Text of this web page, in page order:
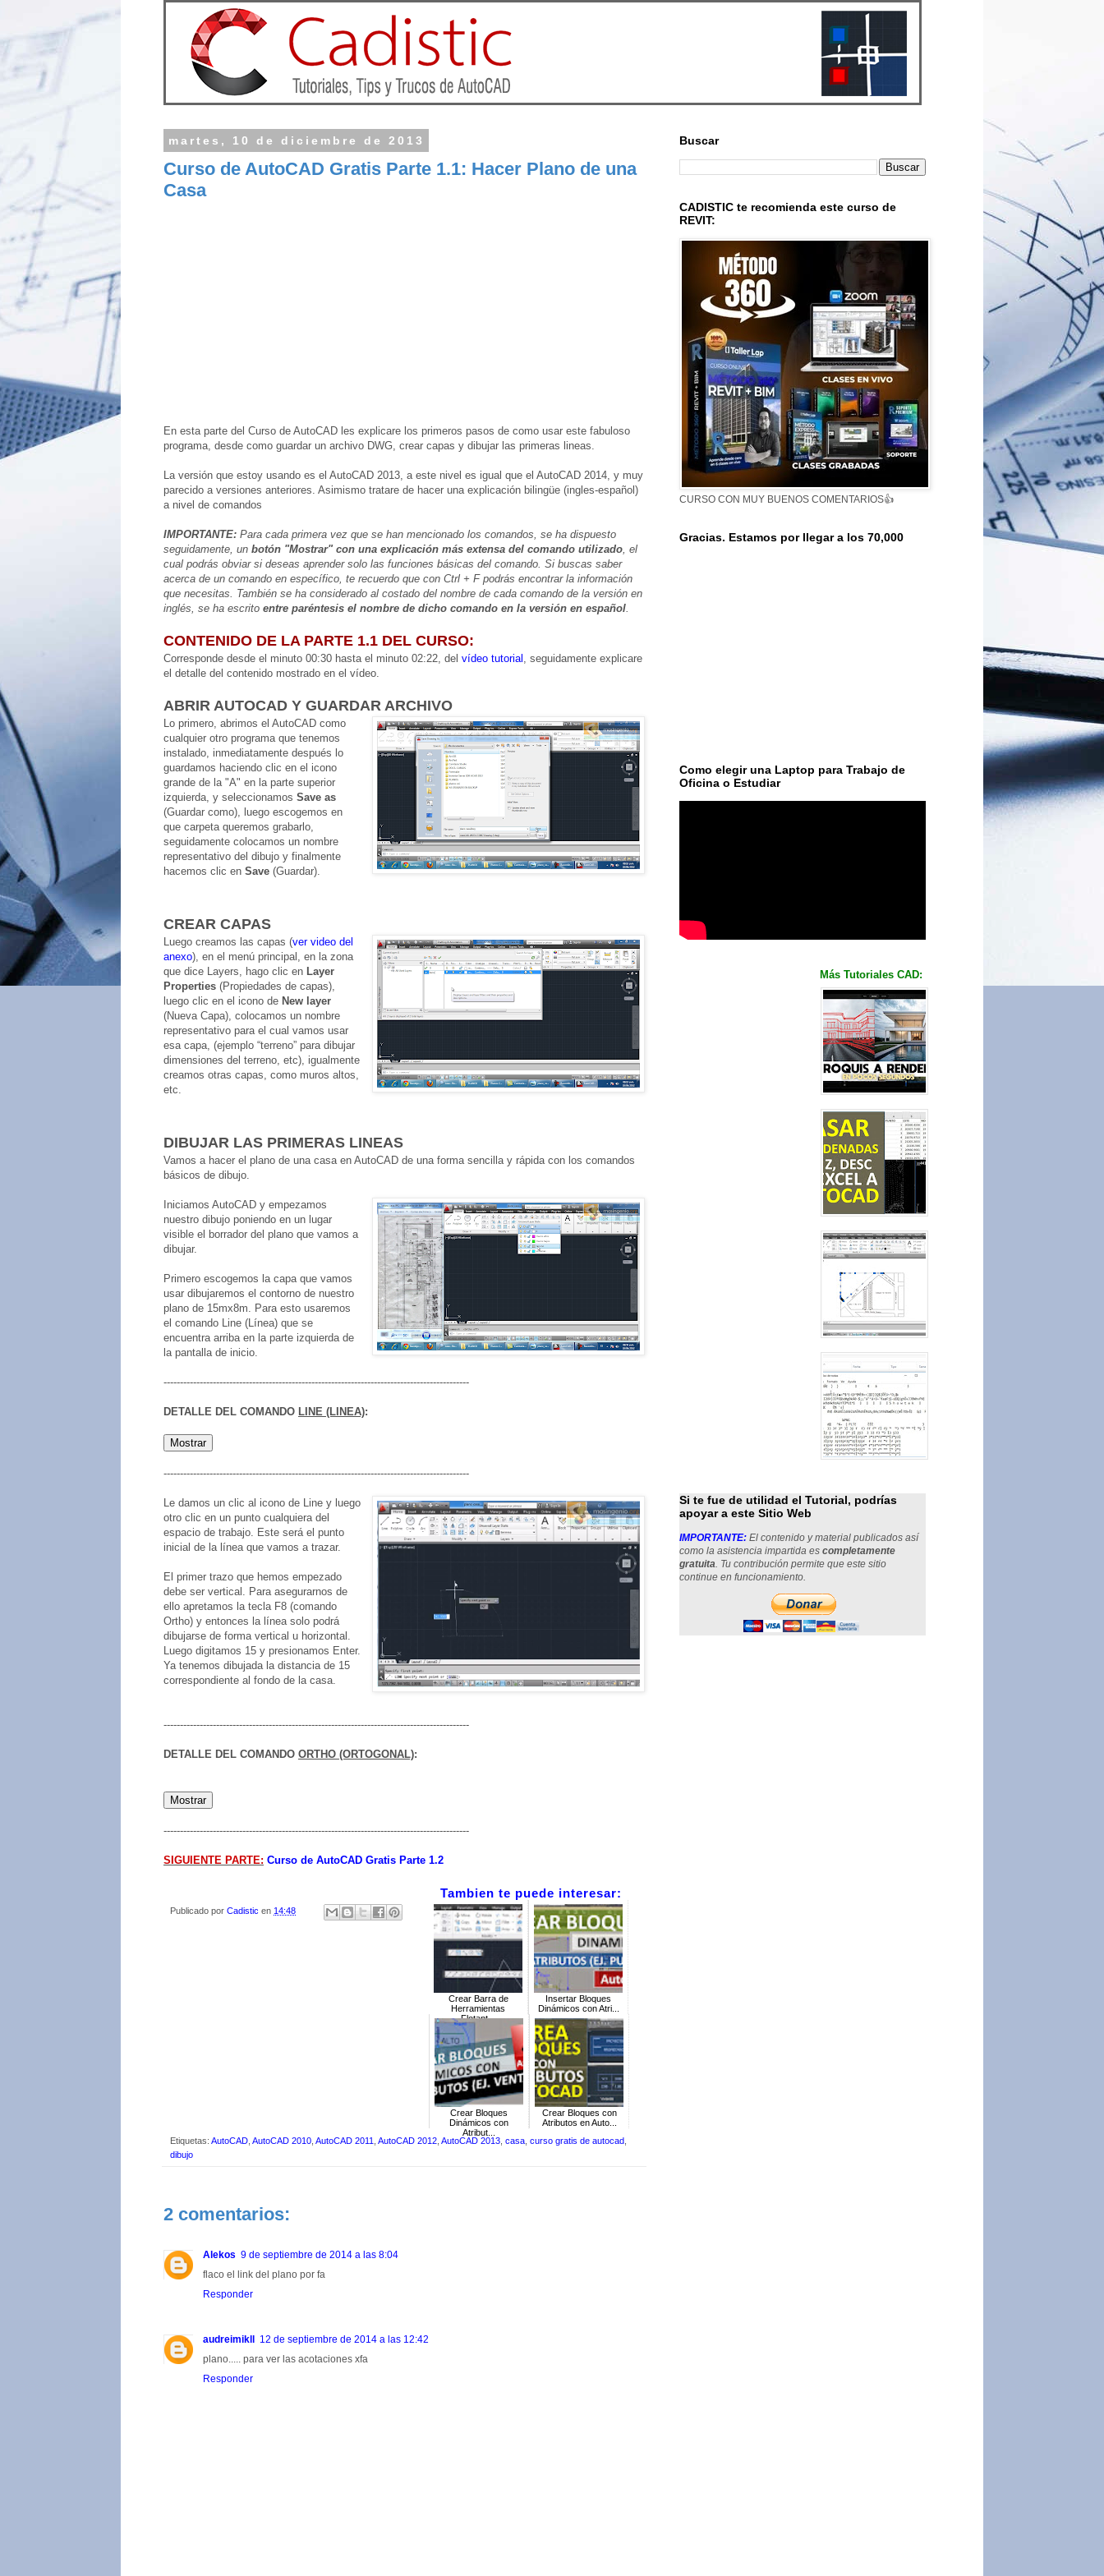
martes, 10 de diciembre de 2013
Curso de AutoCAD Gratis Parte 1.1: Hacer Plano de una
Casa
En esta parte del Curso de AutoCAD les explicare los primeros pasos de como usar este fabuloso
programa, desde como guardar un archivo DWG, crear capas y dibujar las primeras lineas.
La versión que estoy usando es el AutoCAD 2013, a este nivel es igual que el AutoCAD 2014, y muy
parecido a versiones anteriores. Asimismo tratare de hacer una explicación bilingüe (ingles-español)
a nivel de comandos
IMPORTANTE: Para cada primera vez que se han mencionado los comandos, se ha dispuesto
seguidamente, un botón "Mostrar" con una explicación más extensa del comando utilizado, el
cual podrás obviar si deseas aprender solo las funciones básicas del comando. Si buscas saber
acerca de un comando en específico, te recuerdo que con Ctrl + F podrás encontrar la información
que necesitas. También se ha considerado al costado del nombre de cada comando de la versión en
inglés, se ha escrito entre paréntesis el nombre de dicho comando en la versión en español.
CONTENIDO DE LA PARTE 1.1 DEL CURSO:
Corresponde desde el minuto 00:30 hasta el minuto 02:22, del vídeo tutorial , seguidamente explicare
el detalle del contenido mostrado en el vídeo.
ABRIR AUTOCAD Y GUARDAR ARCHIVO
Lo primero, abrimos el AutoCAD como
cualquier otro programa que tenemos
instalado, inmediatamente después lo
guardamos haciendo clic en el icono
grande de la "A" en la parte superior
izquierda, y seleccionamos Save as
(Guardar como), luego escogemos en
que carpeta queremos grabarlo,
seguidamente colocamos un nombre
representativo del dibujo y finalmente
hacemos clic en Save (Guardar).
CREAR CAPAS
Luego creamos las capas (ver video del
anexo), en el menú principal, en la zona
que dice Layers, hago clic en Layer
Properties (Propiedades de capas),
luego clic en el icono de New layer
(Nueva Capa), colocamos un nombre
representativo para el cual vamos usar
esa capa, (ejemplo “terreno” para dibujar
dimensiones del terreno, etc), igualmente
creamos otras capas, como muros altos,
etc.
DIBUJAR LAS PRIMERAS LINEAS
Vamos a hacer el plano de una casa en AutoCAD de una forma sencilla y rápida con los comandos
básicos de dibujo.
Iniciamos AutoCAD y empezamos
nuestro dibujo poniendo en un lugar
visible el borrador del plano que vamos a
dibujar.
Primero escogemos la capa que vamos
usar dibujaremos el contorno de nuestro
plano de 15mx8m. Para esto usaremos
el comando Line (Línea) que se
encuentra arriba en la parte izquierda de
la pantalla de inicio.
---------------------------------------------------------------------------------------------
DETALLE DEL COMANDO LINE (LINEA):
---------------------------------------------------------------------------------------------
Le damos un clic al icono de Line y luego
otro clic en un punto cualquiera del
espacio de trabajo. Este será el punto
inicial de la línea que vamos a trazar.
El primer trazo que hemos empezado
debe ser vertical. Para asegurarnos de
ello apretamos la tecla F8 (comando
Ortho) y entonces la línea solo podrá
dibujarse de forma vertical u horizontal.
Luego digitamos 15 y presionamos Enter.
Ya tenemos dibujada la distancia de 15
correspondiente al fondo de la casa.
---------------------------------------------------------------------------------------------
DETALLE DEL COMANDO ORTHO (ORTOGONAL):
---------------------------------------------------------------------------------------------
SIGUIENTE PARTE: Curso de AutoCAD Gratis Parte 1.2
Publicado por Cadistic en 14:48
Tambien te puede interesar:
Crear Barra de
Herramientas
Flotant...
Insertar Bloques
Dinámicos con Atri...
Crear Bloques
Dinámicos con
Atribut...
Crear Bloques con
Atributos en Auto...
Etiquetas: AutoCAD AutoCAD 2010 AutoCAD 2011 AutoCAD 2012 AutoCAD 2013 casa curso gratis de autocad
dibujo
2 comentarios:
Alekos 9 de septiembre de 2014 a las 8:04
flaco el link del plano por fa
Responder
audreimikll 12 de septiembre de 2014 a las 12:42
plano..... para ver las acotaciones xfa
Responder
Buscar
CADISTIC te recomienda este curso de
REVIT:
CURSO CON MUY BUENOS COMENTARIOS👍
Gracias. Estamos por llegar a los 70,000
Como elegir una Laptop para Trabajo de
Oficina o Estudiar
Más Tutoriales CAD:
Si te fue de utilidad el Tutorial, podrías
apoyar a este Sitio Web
IMPORTANTE: El contenido y material publicados así
como la asistencia impartida es completamente
gratuita. Tu contribución permite que este sitio
continue en funcionamiento.